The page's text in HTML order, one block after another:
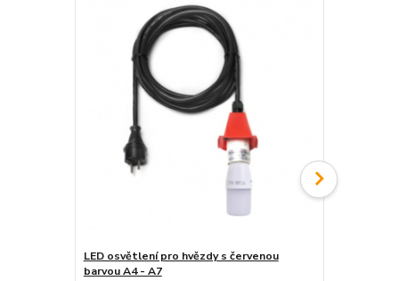
LED osvětlení pro hvězdy s červenou
barvou A4 - A7